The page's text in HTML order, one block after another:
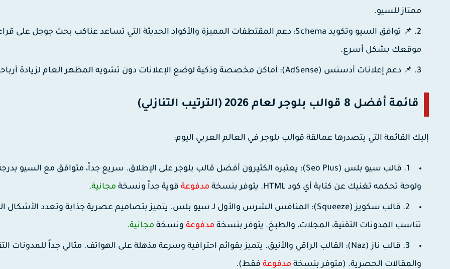
ممتاز للسيو.
📌 توافق السيو وتكويد Schema:
دعم المقتطفات المميزة والأكواد الحديثة التي تساعد عناكب بحث جوجل على
موقعك بشكل أسرع.
📌 دعم إعلانات أدسنس (AdSense): أماكن مخصصة وذكية لوضع الإعلانات دون تشويه المظهر العام لزيادة
قائمة أفضل 8 قوالب بلوجر لعام 2026 (الترتيب التنازلي)
إليك القائمة التي يتصدرها عمالقة قوالب بلوجر في العالم العربي اليوم:
1. قالب سيو بلس (Seo Plus):
يعتبره الكثيرون أفضل قالب بلوجر على الإطلاق. سريع جداً، متوافق مع السيو بدرجة
ولوحة تحكمه تغنيك عن كتابة أي كود HTML. يتوفر بنسخة
مدفوعة قوية جداً ونسخة مجانية.
2. قالب سكويز (Squeeze):
المنافس الشرس والأول لـ سيو بلس. يتميز بتصاميم عصرية جذابة وتعدد الأشكال
تناسب المدونات التقنية، المجلات، والطبخ. يتوفر بنسخة مدفوعة ونسخة مجانية.
3. قالب ناز (Naz):
القالب الراقي والأنيق. يتميز بقوائم احترافية وسرعة مذهلة على الهواتف. مثالي جداً للمدونات
والمقالات الحصرية. (متوفر بنسخة مدفوعة فقط).